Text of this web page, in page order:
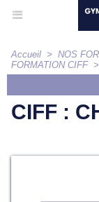
Accueil > NOS
FORMATION CIFF >
CIFF :